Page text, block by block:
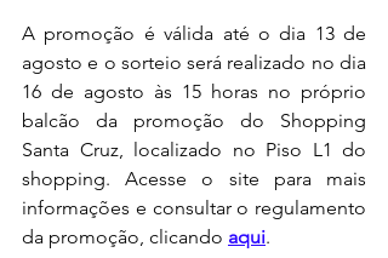
A promoção é válida até o dia 13 de
agosto e o sorteio será realizado no dia
16 de agosto às 15 horas no próprio
balcão da promoção do Shopping
Santa Cruz, localizado no Piso L1 do
shopping. Acesse o site para mais
informações e consultar o regulamento
da promoção, clicando aqui.